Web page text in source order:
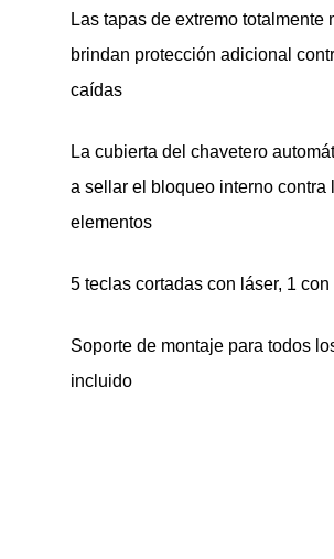
Las tapas de extremo totalmente
brindan protección adicional
caídas
La cubierta del chavetero
a sellar el bloqueo interno contra
elementos
5 teclas cortadas con láser, 1
Soporte de montaje para todos
incluido